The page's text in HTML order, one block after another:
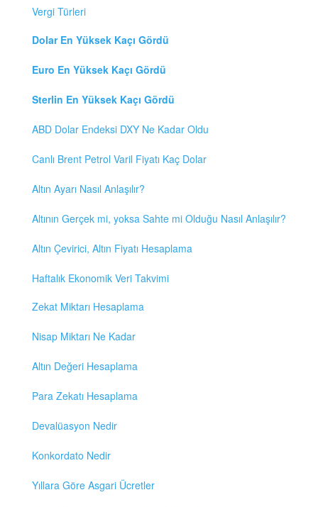
Vergi Türleri
Dolar En Yüksek Kaçı Gördü
Euro En Yüksek Kaçı Gördü
Sterlin En Yüksek Kaçı Gördü
ABD Dolar Endeksi DXY Ne Kadar Oldu
Canlı Brent Petrol Varil Fiyatı Kaç Dolar
Altın Ayarı Nasıl Anlaşılır?
Altının Gerçek mi, yoksa Sahte mi Olduğu Nasıl Anlaşılır?
Altın Çevirici, Altın Fiyatı Hesaplama
Haftalık Ekonomik Veri Takvimi
Zekat Miktarı Hesaplama
Nisap Miktarı Ne Kadar
Altın Değeri Hesaplama
Para Zekatı Hesaplama
Devalüasyon Nedir
Konkordato Nedir
Yıllara Göre Asgari Ücretler